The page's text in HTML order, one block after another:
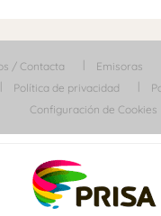
/ Contacta Emisoras
Política de privacidad
Configuración de Cookies